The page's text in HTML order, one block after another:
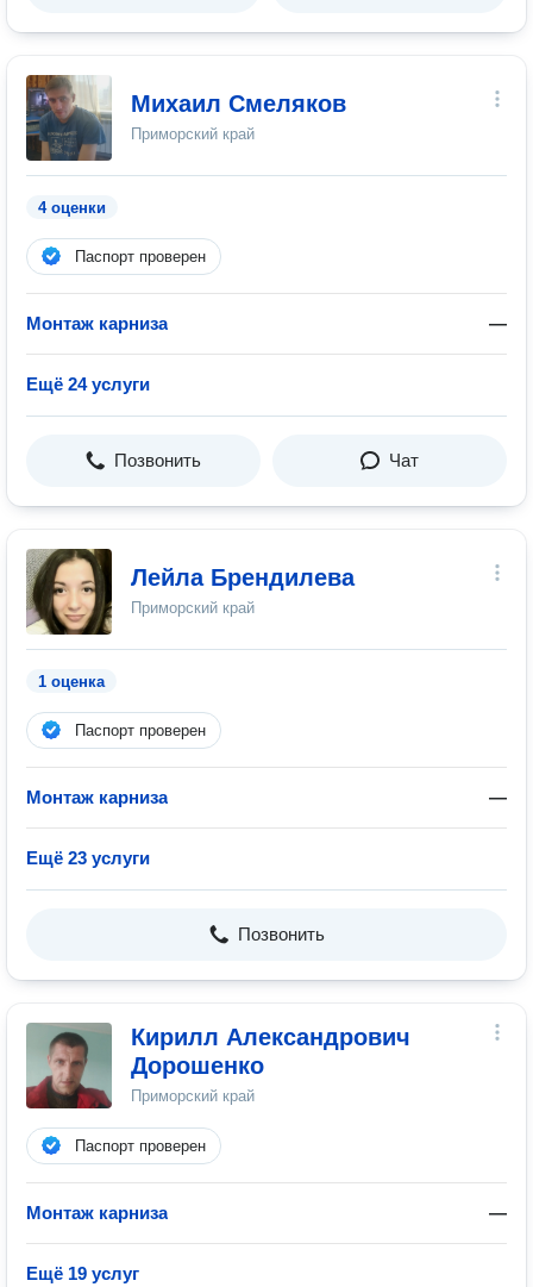
Михаил Смеляков
Приморский край
4 оценки
Паспорт проверен
Монтаж карниза —
Ещё 24 услуги
Позвонить Чат
Лейла Брендилева
Приморский край
1 оценка
Паспорт проверен
Монтаж карниза —
Ещё 23 услуги
Позвонить
Кирилл Александрович
Дорошенко
Приморский край
Паспорт проверен
Монтаж карниза —
Ещё 19 услуг